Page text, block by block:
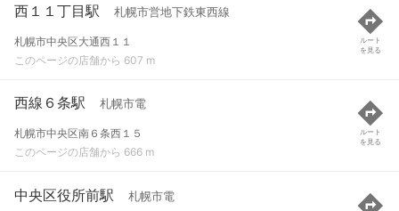
西１１丁目駅 札幌市営地下鉄東西線
札幌市中央区大通西１１
このページの店舗から 607 m
ルート
を見る
西線６条駅 札幌市電
札幌市中央区南６条西１５
このページの店舗から 666 m
ルート
を見る
中央区役所前駅 札幌市電